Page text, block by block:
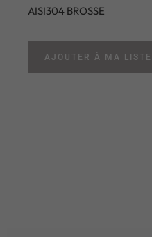
AISI304 BROSSE
AJOUTER À MA LISTE